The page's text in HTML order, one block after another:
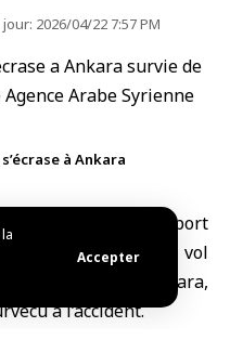
Accepter
2026/04/22 7:57 PM
à Ankara
de transport
lors d’un vol
de Temelli à Ankara,
à l’accident.